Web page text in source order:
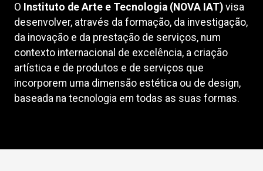
O Instituto de Arte e Tecnologia (NOVA IAT) visa
desenvolver, através da formação, da investigação,
da inovação e da prestação de serviços, num
contexto internacional de excelência, a criação
artística e de produtos e de serviços que
incorporem uma dimensão estética ou de design,
baseada na tecnologia em todas as suas formas.